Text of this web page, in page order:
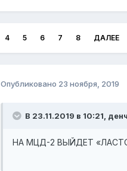
4 5 6 7 8 ДАЛЕЕ
Опубликовано 23 ноября, 2019
В 23.11.2019 в 10:21,
НА МЦД-2 ВЫЙДЕТ